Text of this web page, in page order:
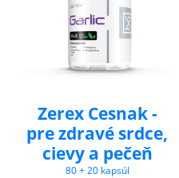
Zerex Cesnak -
pre zdravé srdce,
cievy a pečeň
80 + 20 kapsúl